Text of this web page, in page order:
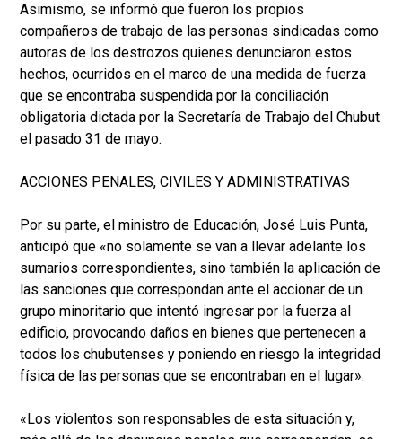
Asimismo, se informó que fueron los propios
compañeros de trabajo de las personas sindicadas como
autoras de los destrozos quienes denunciaron estos
hechos, ocurridos en el marco de una medida de fuerza
que se encontraba suspendida por la conciliación
obligatoria dictada por la Secretaría de Trabajo del Chubut
el pasado 31 de mayo.
ACCIONES PENALES, CIVILES Y ADMINISTRATIVAS
Por su parte, el ministro de Educación, José Luis Punta,
anticipó que «no solamente se van a llevar adelante los
sumarios correspondientes, sino también la aplicación de
las sanciones que correspondan ante el accionar de un
grupo minoritario que intentó ingresar por la fuerza al
edificio, provocando daños en bienes que pertenecen a
todos los chubutenses y poniendo en riesgo la integridad
física de las personas que se encontraban en el lugar».
«Los violentos son responsables de esta situación y,